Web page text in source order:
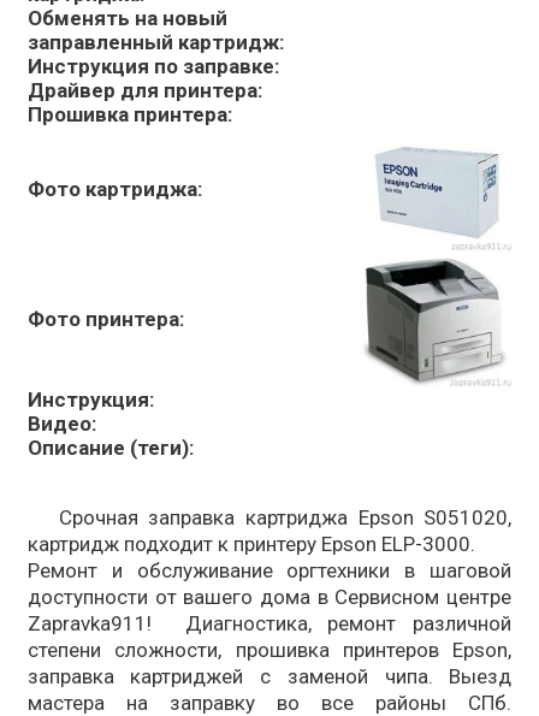
Обменять на новый
заправленный картридж:
Инструкция по заправке:
Драйвер для принтера:
Прошивка принтера:
Фото картриджа:
Фото принтера:
Инструкция:
Видео:
Описание (теги):
Срочная заправка картриджа Epson S051020,
картридж подходит к принтеру Epson ELP-3000.
Ремонт и обслуживание оргтехники в шаговой
доступности от вашего дома в Сервисном центре
Zapravka911! Диагностика, ремонт различной
степени сложности, прошивка принтеров Epson,
заправка картриджей с заменой чипа. Выезд
мастера на заправку во все районы СПб.